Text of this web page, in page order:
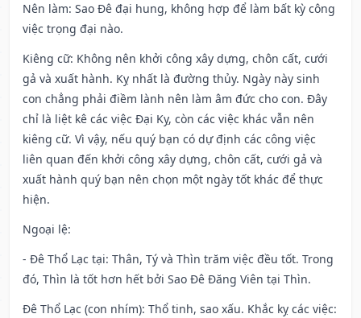
Nên làm: Sao Đê đại hung, không hợp để làm bất kỳ công
việc trọng đại nào.
Kiêng cữ: Không nên khởi công xây dựng, chôn cất, cưới
gả và xuất hành. Kỵ nhất là đường thủy. Ngày này sinh
con chẳng phải điềm lành nên làm âm đức cho con. Đây
chỉ là liệt kê các việc Đại Kỵ, còn các việc khác vẫn nên
kiêng cữ. Vì vậy, nếu quý bạn có dự định các công việc
liên quan đến khởi công xây dựng, chôn cất, cưới gả và
xuất hành quý bạn nên chọn một ngày tốt khác để thực
hiện.
Ngoại lệ:
- Đê Thổ Lạc tại: Thân, Tý và Thìn trăm việc đều tốt. Trong
đó, Thìn là tốt hơn hết bởi Sao Đê Đăng Viên tại Thìn.
Đê Thổ Lạc (con nhím): Thổ tinh, sao xấu. Khắc kỵ các việc: